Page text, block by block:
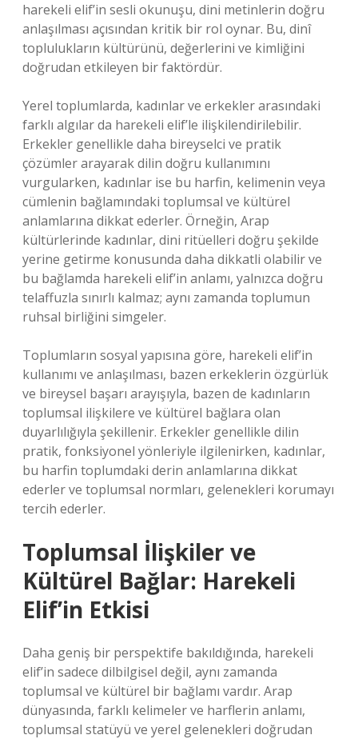
harekeli elif’in sesli okunuşu, dini metinlerin doğru
anlaşılması açısından kritik bir rol oynar. Bu, dinî
toplulukların kültürünü, değerlerini ve kimliğini
doğrudan etkileyen bir faktördür.
Yerel toplumlarda, kadınlar ve erkekler arasındaki
farklı algılar da harekeli elif’le ilişkilendirilebilir.
Erkekler genellikle daha bireyselci ve pratik
çözümler arayarak dilin doğru kullanımını
vurgularken, kadınlar ise bu harfin, kelimenin veya
cümlenin bağlamındaki toplumsal ve kültürel
anlamlarına dikkat ederler. Örneğin, Arap
kültürlerinde kadınlar, dini ritüelleri doğru şekilde
yerine getirme konusunda daha dikkatli olabilir ve
bu bağlamda harekeli elif’in anlamı, yalnızca doğru
telaffuzla sınırlı kalmaz; aynı zamanda toplumun
ruhsal birliğini simgeler.
Toplumların sosyal yapısına göre, harekeli elif’in
kullanımı ve anlaşılması, bazen erkeklerin özgürlük
ve bireysel başarı arayışıyla, bazen de kadınların
toplumsal ilişkilere ve kültürel bağlara olan
duyarlılığıyla şekillenir. Erkekler genellikle dilin
pratik, fonksiyonel yönleriyle ilgilenirken, kadınlar,
bu harfin toplumdaki derin anlamlarına dikkat
ederler ve toplumsal normları, gelenekleri korumayı
tercih ederler.
Toplumsal İlişkiler ve
Kültürel Bağlar: Harekeli
Elif’in Etkisi
Daha geniş bir perspektife bakıldığında, harekeli
elif’in sadece dilbilgisel değil, aynı zamanda
toplumsal ve kültürel bir bağlamı vardır. Arap
dünyasında, farklı kelimeler ve harflerin anlamı,
toplumsal statüyü ve yerel gelenekleri doğrudan